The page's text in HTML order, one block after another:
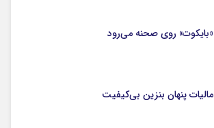
«بایکوت» روی صحنه می‌رود
مالیات پنهان بنزین بی‌کیفیت